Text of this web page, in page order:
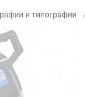
и типографии